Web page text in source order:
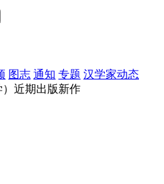
图志 通知 专题 汉学家动态
近期出版新作